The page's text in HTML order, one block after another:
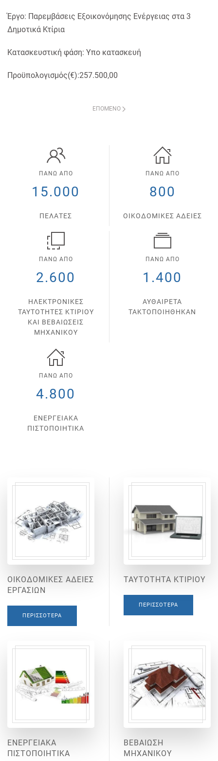
Έργο: Παρεμβάσεις Εξοικονόμησης Ενέργειας στα 3
Δημοτικά Κτίρια
Κατασκευστική φάση: Yπο κατασκευή
Προϋπολογισμός(€):257.500,00
ΕΠΌΜΕΝΟ
ΠΑΝΩ ΑΠΟ
15.000
ΠΕΛΑΤΕΣ
ΠΑΝΩ ΑΠΟ
800
ΟΙΚΟΔΟΜΙΚΕΣ ΑΔΕΙΕΣ
ΠΑΝΩ ΑΠΟ
2.600
ΗΛΕΚΤΡΟΝΙΚΕΣ
ΤΑΥΤΟΤΗΤΕΣ ΚΤΙΡΙΟΥ
ΚΑΙ ΒΕΒΑΙΩΣΕΙΣ
ΜΗΧΑΝΙΚΟΥ
ΠΑΝΩ ΑΠΟ
1.400
ΑΥΘΑΙΡΕΤΑ
ΤΑΚΤΟΠΟΙΗΘΗΚΑΝ
ΠΑΝΩ ΑΠΟ
4.800
ΕΝΕΡΓΕΙΑΚΑ
ΠΙΣΤΟΠΟΙΗΤΙΚΑ
ΟΙΚΟΔΟΜΙΚΕΣ ΑΔΕΙΕΣ
ΕΡΓΑΣΙΩΝ
ΠΕΡΙΣΣΌΤΕΡΑ
ΤΑΥΤΟΤΗΤΑ ΚΤΙΡΙΟΥ
ΠΕΡΙΣΣΌΤΕΡΑ
ΕΝΕΡΓΕΙΑΚΑ
ΠΙΣΤΟΠΟΙΗΤΙΚΑ
ΒΕΒΑΙΩΣΗ
ΜΗΧΑΝΙΚΟΥ